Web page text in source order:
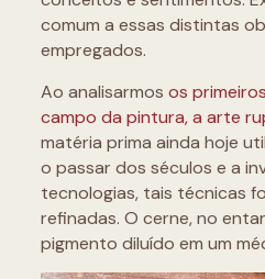
comum a essas distintas
empregados.
Ao analisarmos os
campo da pintura, a arte
matéria prima ainda hoje
o passar dos séculos e a
tecnologias, tais técnicas
refinadas. O cerne, no
pigmento diluído em um